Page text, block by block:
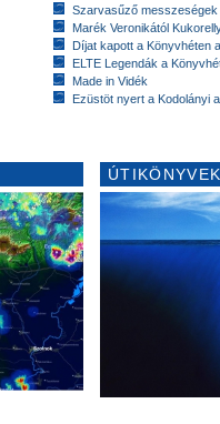
Szarvasűző messzeségek
Marék Veronikától
Díjat kapott a Könyvhéten
ELTE Legendák a
Made in Vidék
Ezüstöt nyert a Kodolányi